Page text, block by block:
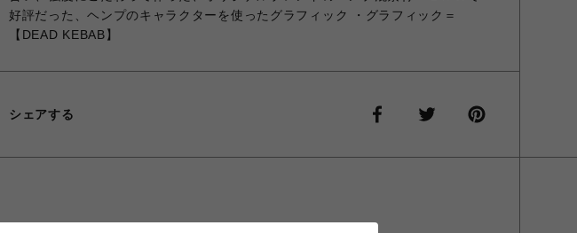
好評だった、ヘンプのキャラクターを使ったグラフィック ・グラフィック＝
【DEAD KEBAB】
シェアする